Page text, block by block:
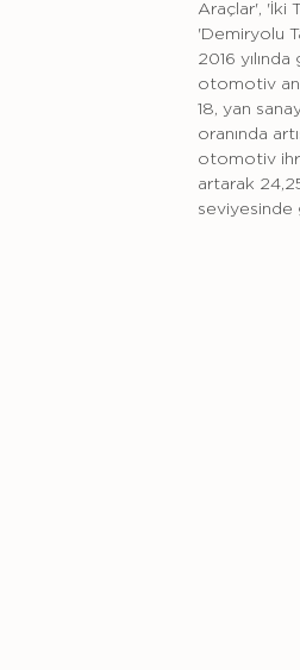
Araçlar', 'İki
'Demiryolu
2016
otomotiv
18, yan
oranında
otomotiv
artarak
seviyesinde